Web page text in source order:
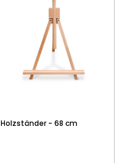
Holzständer - 68 cm